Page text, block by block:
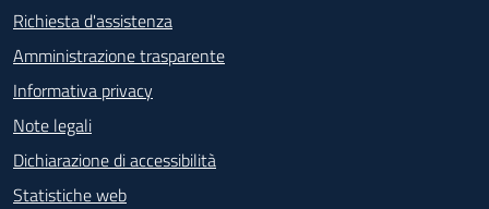
Richiesta d'assistenza
Amministrazione trasparente
Informativa privacy
Note legali
Dichiarazione di accessibilità
Statistiche web